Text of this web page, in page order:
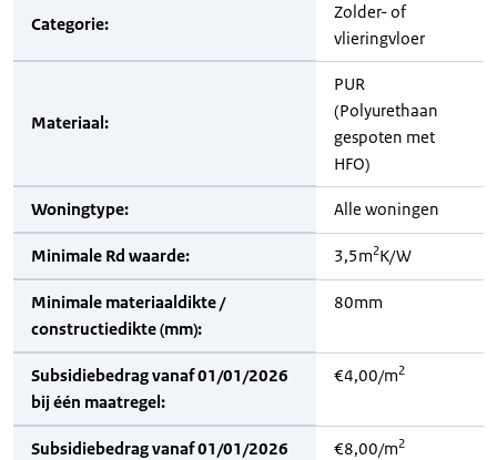
Categorie:
Zolder- of
vlieringvloer
Materiaal:
PUR
(Polyurethaan
gespoten met
HFO)
Woningtype: Alle woningen
Minimale Rd waarde: 3,5m2K/W
Minimale materiaaldikte /
constructiedikte (mm):
80mm
Subsidiebedrag vanaf 01/01/2026
bij één maatregel:
€4,00/m2
Subsidiebedrag vanaf 01/01/2026
€8,00/m2